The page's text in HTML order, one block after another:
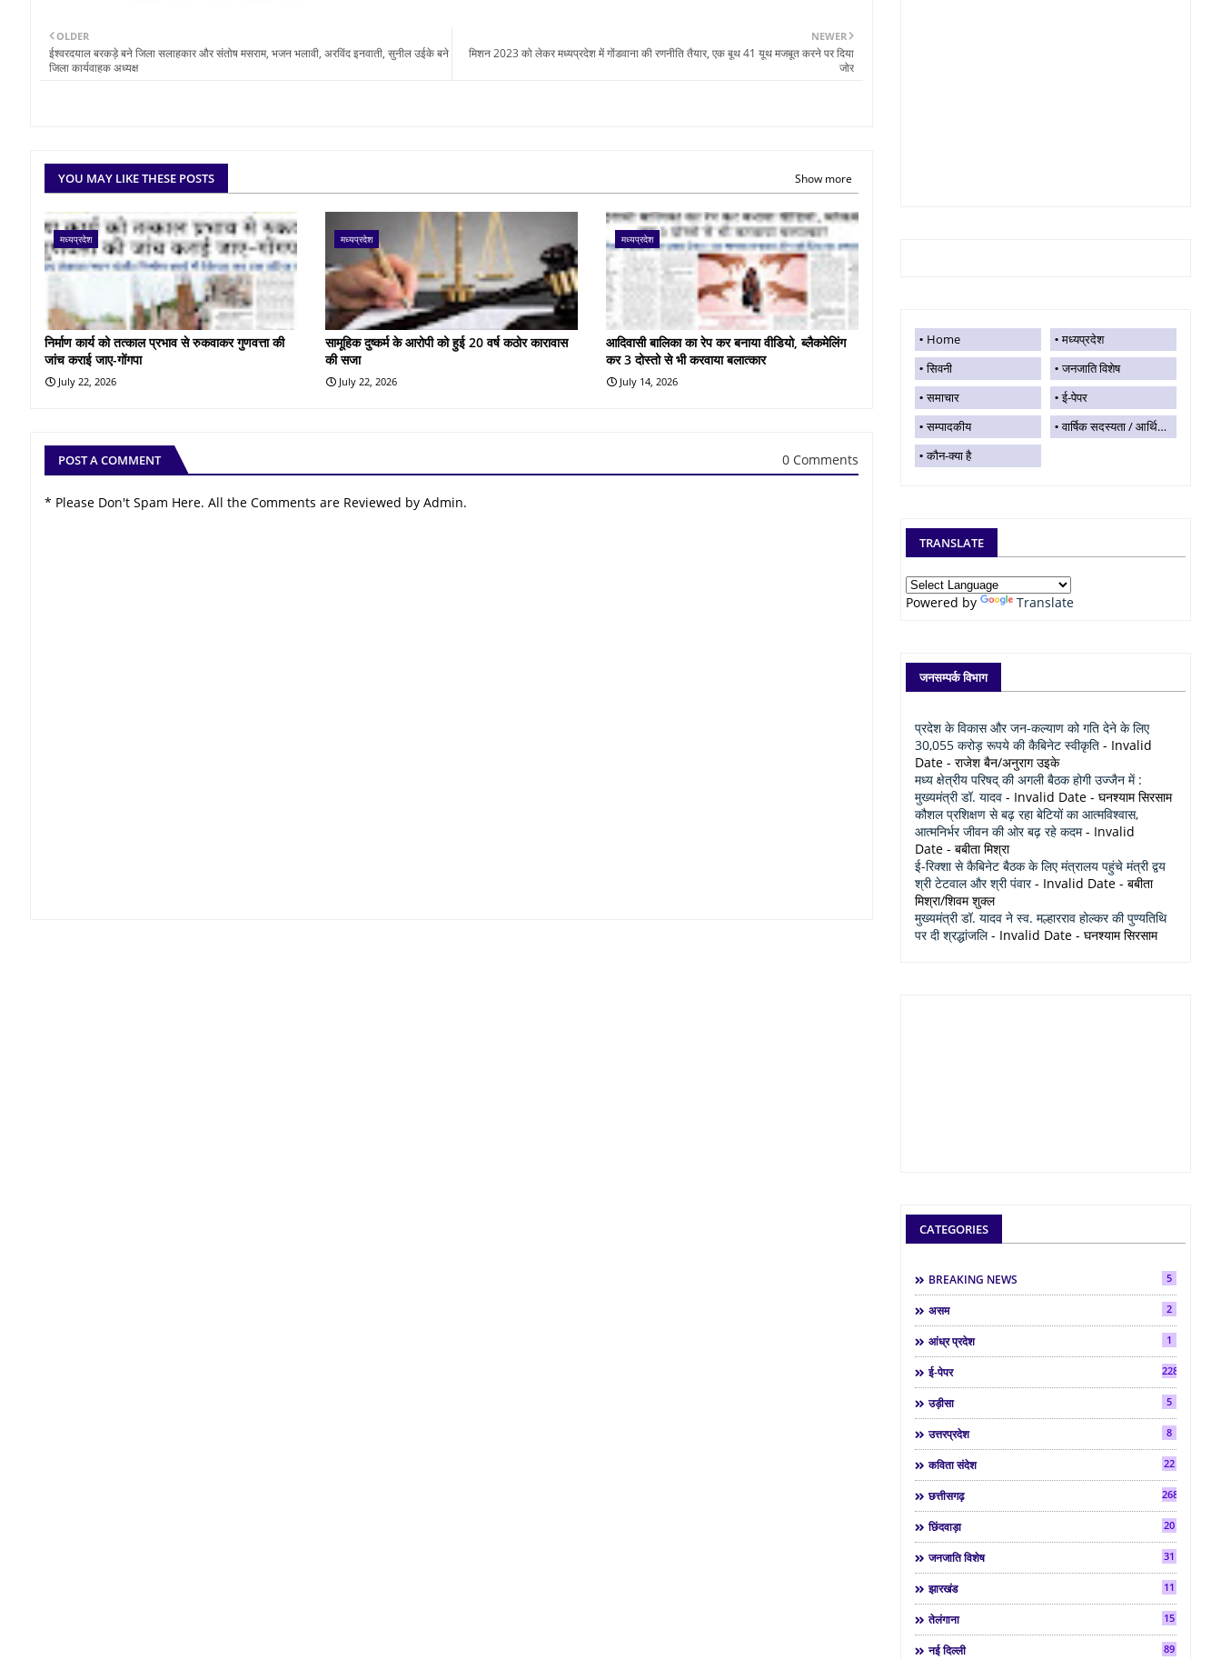
NEWER
मिशन 2023 को लेकर मध्यप्रदेश में गोंडवाना की रणनीति तैयार, एक बूथ 41 यूथ मजबूत करने पर दिया
जोर
OLDER
ईश्वरदयाल बरकड़े बने जिला सलाहकार और संतोष मसराम, भजन भलावी, अरविंद इनवाती, सुनील उईके बने
जिला कार्यवाहक अध्यक्ष
YOU MAY LIKE THESE POSTS Show more
मध्यप्रदेश
निर्माण कार्य को तत्काल प्रभाव से रुकवाकर गुणवत्ता की
जांच कराई जाए-गोंगपा
July 22, 2026
मध्यप्रदेश
सामूहिक दुष्कर्म के आरोपी को हुई 20 वर्ष कठोर कारावास
की सजा
July 22, 2026
मध्यप्रदेश
आदिवासी बालिका का रेप कर बनाया वीडियो, ब्लैकमेलिंग
कर 3 दोस्तो से भी करवाया बलात्कार
July 14, 2026
POST A COMMENT 0 Comments
* Please Don't Spam Here. All the Comments are Reviewed by Admin.
Home
मध्यप्रदेश
सिवनी
जनजाति विशेष
समाचार
ई-पेपर
सम्पादकीय
वार्षिक सदस्यता / आर्थिक सहयोग
कौन-क्या है
TRANSLATE
Powered by Translate
जनसम्पर्क विभाग
प्रदेश के विकास और जन-कल्याण को गति देने के लिए
30,055 करोड़ रूपये की कैबिनेट स्वीकृति - Invalid
Date - राजेश बैन/अनुराग उइके
मध्य क्षेत्रीय परिषद् की अगली बैठक होगी उज्जैन में :
मुख्यमंत्री डॉ. यादव - Invalid Date - घनश्याम सिरसाम
कौशल प्रशिक्षण से बढ़ रहा बेटियों का आत्मविश्वास,
आत्मनिर्भर जीवन की ओर बढ़ रहे कदम- Invalid
Date - बबीता मिश्रा
ई-रिक्शा से कैबिनेट बैठक के लिए मंत्रालय पहुंचे मंत्री द्वय
श्री टेटवाल और श्री पंवार- Invalid Date - बबीता
मिश्रा/शिवम शुक्ल
मुख्यमंत्री डॉ. यादव ने स्व. मल्हारराव होल्कर की पुण्यतिथि
पर दी श्रद्धांजलि- Invalid Date - घनश्याम सिरसाम
CATEGORIES
BREAKING NEWS 5
असम 2
आंध्र प्रदेश 1
ई-पेपर 2286
उड़ीसा 5
उत्तरप्रदेश 8
कविता संदेश 22
छत्तीसगढ़ 268
छिंदवाड़ा 20
जनजाति विशेष 31
झारखंड 11
तेलंगाना 15
नई दिल्ली 89